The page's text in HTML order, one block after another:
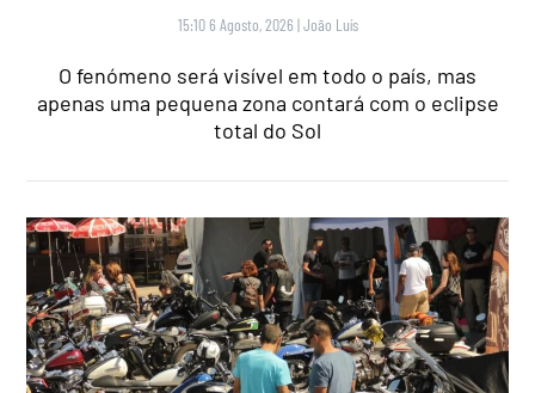
15:10 6 Agosto, 2026 |João Luís
O fenómeno será visível em todo o país, mas
apenas uma pequena zona contará com o eclipse
total do Sol